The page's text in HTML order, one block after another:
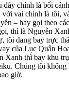
đây chính là bối
với vai chính là tôi,
– hay gọi theo
thì là Nguyễn
tôi đang bay trực
của Lục Quân
Xanh thì bay khu
Chúng tôi không
giờ.